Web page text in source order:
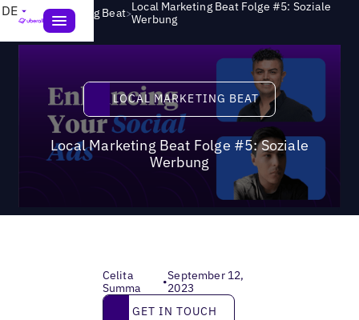
DE Local Marketing Beat>Local Marketing Beat Folge #5: Soziale
Werbung
Local Marketing Beat
LOCAL MARKETING BEAT
Local Marketing Beat Folge #5: Soziale
Werbung
Celita
Summa
•September 12,
2023
Get in touch
GET IN TOUCH